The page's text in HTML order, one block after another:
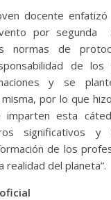
docente
por segunda
normas de
de
y se
por lo que
imparten esta
significativos
de los
realidad del planeta”.